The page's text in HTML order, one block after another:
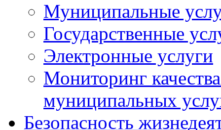
Муниципальные
Государственные
Электронные услуги
Мониторинг
муниципальных
Безопасность